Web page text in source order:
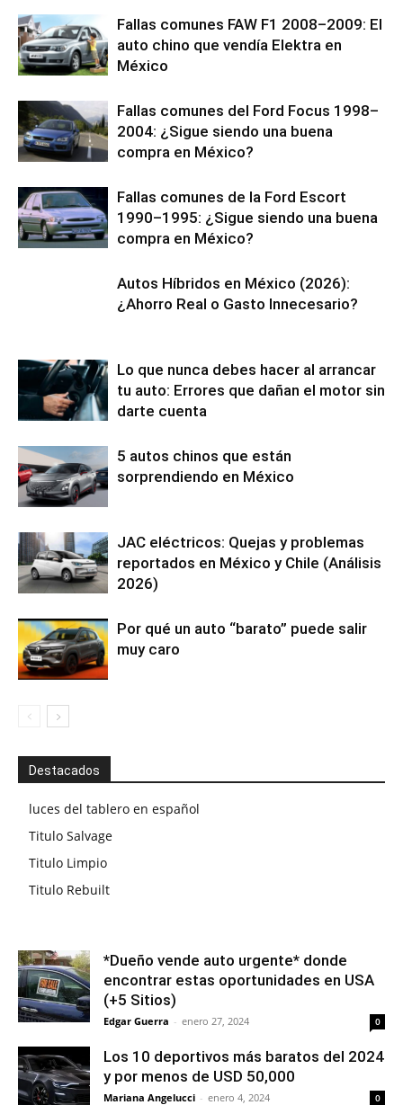
Fallas comunes FAW F1 2008–2009: El
auto chino que vendía Elektra en
México
Fallas comunes del Ford Focus 1998–
2004: ¿Sigue siendo una buena
compra en México?
Fallas comunes de la Ford Escort
1990–1995: ¿Sigue siendo una buena
compra en México?
Autos Híbridos en México (2026):
¿Ahorro Real o Gasto Innecesario?
Lo que nunca debes hacer al arrancar
tu auto: Errores que dañan el motor sin
darte cuenta
5 autos chinos que están
sorprendiendo en México
JAC eléctricos: Quejas y problemas
reportados en México y Chile (Análisis
2026)
Por qué un auto “barato” puede salir
muy caro
Destacados
luces del tablero en español
Titulo Salvage
Titulo Limpio
Titulo Rebuilt
*Dueño vende auto urgente* donde
encontrar estas oportunidades en USA
(+5 Sitios)
Edgar Guerra - enero 27, 2024 0
Los 10 deportivos más baratos del 2024
y por menos de USD 50,000
Mariana Angelucci - enero 4, 2024 0